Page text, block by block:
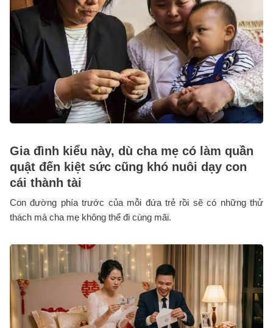
Gia đình kiểu này, dù cha mẹ có làm quần
quật đến kiệt sức cũng khó nuôi dạy con
cái thành tài
Con đường phía trước của mỗi đứa trẻ rồi sẽ có những thử
thách mà cha mẹ không thể đi cùng mãi.